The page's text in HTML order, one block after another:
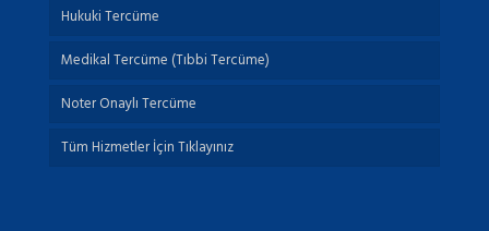
Hukuki Tercüme
Medikal Tercüme (Tıbbi Tercüme)
Noter Onaylı Tercüme
Tüm Hizmetler İçin Tıklayınız